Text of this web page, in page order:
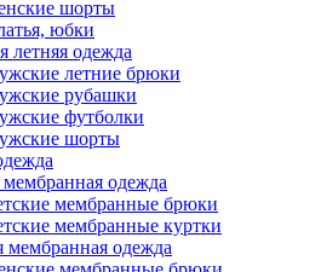
шорты
юбки
летняя одежда
летние брюки
рубашки
футболки
шорты
мембранная одежда
мембранные брюки
мембранные куртки
мембранная одежда